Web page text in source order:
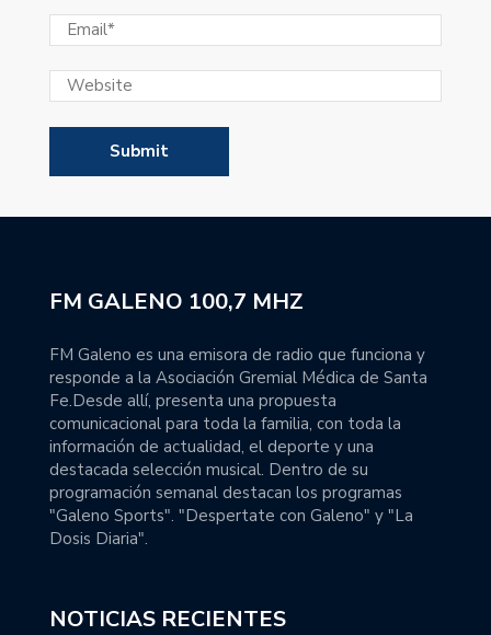
FM GALENO 100,7 MHZ
FM Galeno es una emisora de radio que funciona y
responde a la Asociación Gremial Médica de Santa
Fe.Desde allí, presenta una propuesta
comunicacional para toda la familia, con toda la
información de actualidad, el deporte y una
destacada selección musical. Dentro de su
programación semanal destacan los programas
"Galeno Sports". "Despertate con Galeno" y "La
Dosis Diaria".
NOTICIAS RECIENTES